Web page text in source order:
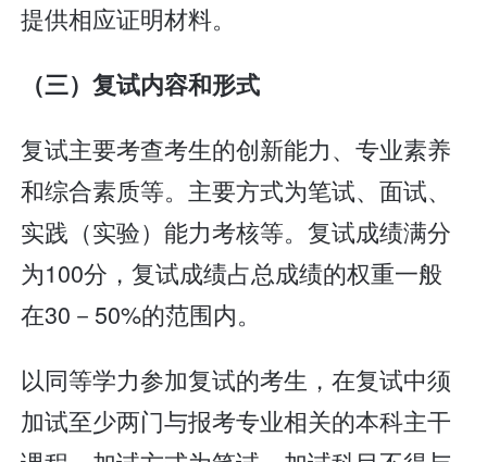
提供相应证明材料。
（三）复试内容和形式
复试主要考查考生的创新能力、专业素养
和综合素质等。主要方式为笔试、面试、
实践（实验）能力考核等。复试成绩满分
为100分，复试成绩占总成绩的权重一般
在30－50%的范围内。
以同等学力参加复试的考生，在复试中须
加试至少两门与报考专业相关的本科主干